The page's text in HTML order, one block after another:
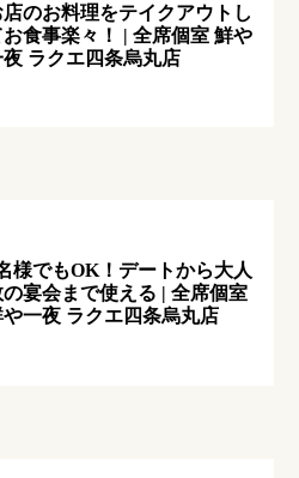
店のお料理をテイクアウトし
お食事楽々！ | 全席個室 鮮や
夜 ラクエ四条烏丸店
様でもOK！デートから大人
の宴会まで使える | 全席個室
や一夜 ラクエ四条烏丸店